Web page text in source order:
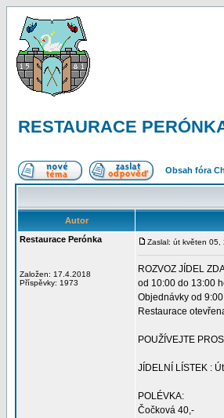
RESTAURACE
Obsah fóra
Autor
Restaurace Perónka
Založen: 17.4.2018
Příspěvky: 1973
Zaslal: út květen 05,
ROZVOZ JÍDEL
od 10:00 do 13:00
Objednávky od
Restaurace
POUŽÍVEJTE
JÍDELNÍ LÍSTEK :
POLÉVKA:
Čočková 40,-